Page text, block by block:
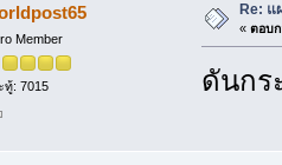
Member
ทู้: 7015
Re:
« ตอบก
ดันก